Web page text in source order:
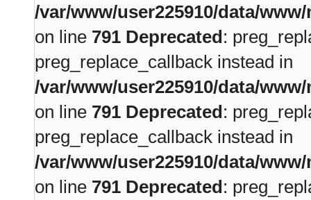
/var/www/user225910/data/
on line 791 Deprecated:
preg_replace_callback instead in
/var/www/user225910/data/
on line 791 Deprecated:
preg_replace_callback instead in
/var/www/user225910/data/
on line 791 Deprecated: